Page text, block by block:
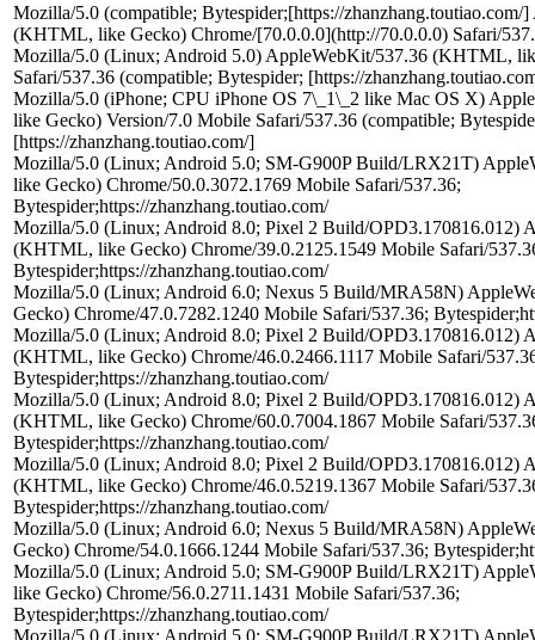
Mozilla/5.0 (compatible; Bytespider;[https://zhanzhang.toutiao.com/
(KHTML, like Gecko) Chrome/[70.0.0.0](http://70.0.0.0) Safari/
Mozilla/5.0 (Linux; Android 5.0) AppleWebKit/537.36 (KHTML,
Safari/537.36 (compatible; Bytespider; [https://
Mozilla/5.0 (iPhone; CPU iPhone OS 7\_1\_2 like Mac OS X)
like Gecko) Version/7.0 Mobile Safari/537.36 (compatible;
[https://zhanzhang.toutiao.com/]
Mozilla/5.0 (Linux; Android 5.0; SM-G900P Build/LRX21T)
like Gecko) Chrome/50.0.3072.1769 Mobile Safari/537.36;
Bytespider;https://zhanzhang.toutiao.com/
Mozilla/5.0 (Linux; Android 8.0; Pixel 2 Build/OPD3.170816.012)
(KHTML, like Gecko) Chrome/39.0.2125.1549 Mobile Safari/
Bytespider;https://zhanzhang.toutiao.com/
Mozilla/5.0 (Linux; Android 6.0; Nexus 5 Build/MRA58N)
Gecko) Chrome/47.0.7282.1240 Mobile Safari/537.36;
Mozilla/5.0 (Linux; Android 8.0; Pixel 2 Build/OPD3.170816.012)
(KHTML, like Gecko) Chrome/46.0.2466.1117 Mobile Safari/
Bytespider;https://zhanzhang.toutiao.com/
Mozilla/5.0 (Linux; Android 8.0; Pixel 2 Build/OPD3.170816.012)
(KHTML, like Gecko) Chrome/60.0.7004.1867 Mobile Safari/
Bytespider;https://zhanzhang.toutiao.com/
Mozilla/5.0 (Linux; Android 8.0; Pixel 2 Build/OPD3.170816.012)
(KHTML, like Gecko) Chrome/46.0.5219.1367 Mobile Safari/
Bytespider;https://zhanzhang.toutiao.com/
Mozilla/5.0 (Linux; Android 6.0; Nexus 5 Build/MRA58N)
Gecko) Chrome/54.0.1666.1244 Mobile Safari/537.36;
Mozilla/5.0 (Linux; Android 5.0; SM-G900P Build/LRX21T)
like Gecko) Chrome/56.0.2711.1431 Mobile Safari/537.36;
Bytespider;https://zhanzhang.toutiao.com/
Mozilla/5.0 (Linux; Android 5.0; SM-G900P Build/LRX21T)